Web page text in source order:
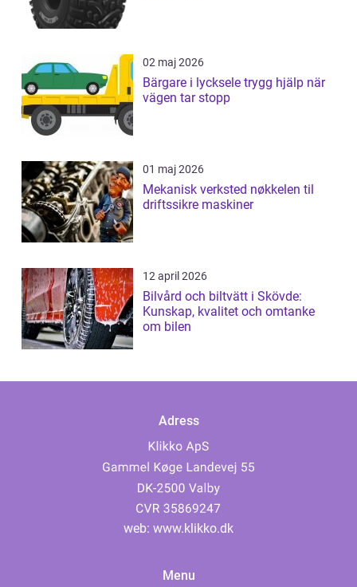
02 maj 2026
Bärgare i lycksele trygg hjälp när
vägen tar stopp
01 maj 2026
Mekanisk verksted nøkkelen til
driftssikre maskiner
12 april 2026
Bilvård och biltvätt i Skövde:
Kunskap, kvalitet och omtanke
om bilen
Adress
web: www.klikko.dk
Menu